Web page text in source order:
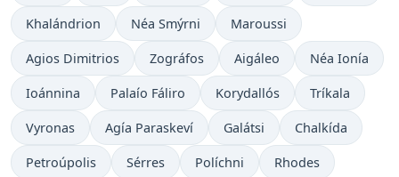
Khalándrion Néa Smýrni Maroussi
Agios Dimitrios Zográfos Aigáleo Néa Ionía
Ioánnina Palaío Fáliro Korydallós Tríkala
Vyronas Agía Paraskeví Galátsi Chalkída
Petroúpolis Sérres Políchni Rhodes